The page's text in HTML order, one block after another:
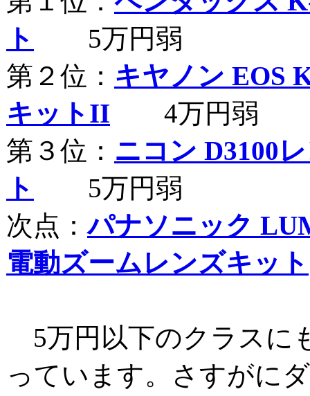
ト
5万円弱
第２位： キヤノン EOS
キットII 4万円弱
第３位： ニコン D3100
ト
5万円弱
次点：パナソニック
電動ズームレンズキット
5万円以下のクラスに
っています。さすがに